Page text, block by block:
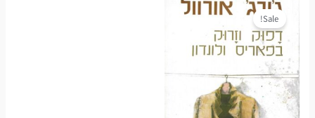
Sale!